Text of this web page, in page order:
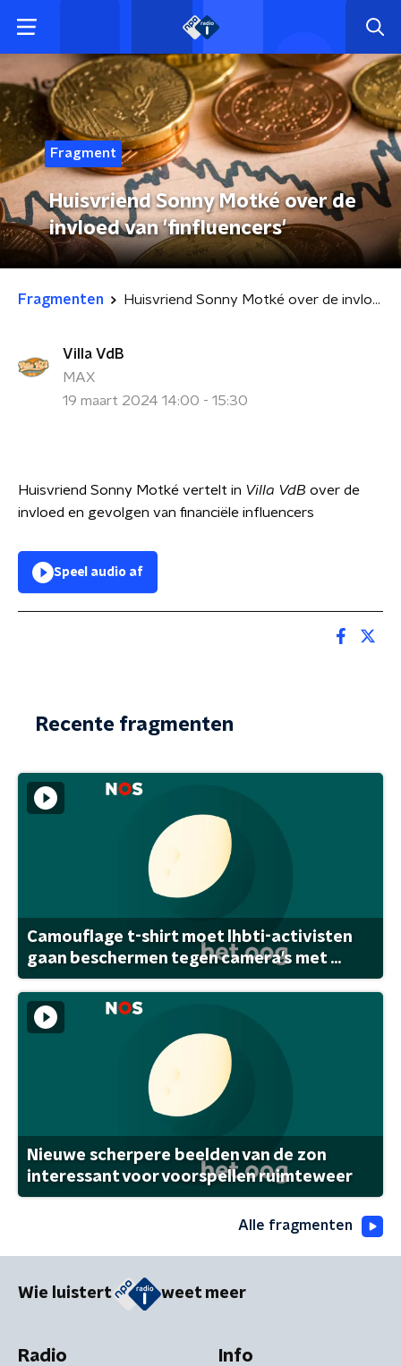
Fragment
Huisvriend Sonny Motké over de
invloed van 'finfluencers'
Fragmenten Huisvriend Sonny Motké over de invloed van 'finfluencers'
Villa VdB
MAX
19 maart 2024 14:00 - 15:30
Huisvriend Sonny Motké vertelt in Villa VdB over de
invloed en gevolgen van financiële influencers
Speel audio af
Recente fragmenten
Camouflage t-shirt moet lhbti-activisten
gaan beschermen tegen camera's met ...
Nieuwe scherpere beelden van de zon
interessant voor voorspellen ruimteweer
Alle fragmenten
Wie luistert weet meer
Radio Info